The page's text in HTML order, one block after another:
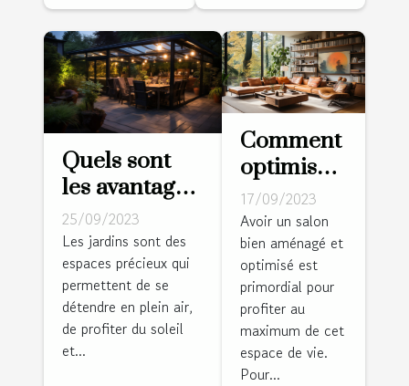
Quels sont
les avantages
d’installer
une pergola
bioclimatique
dans votre
jardin ?
25/09/2023
Les jardins sont des
espaces précieux qui
permettent de se
détendre en plein air,
de profiter du soleil
et...
Comment
optimiser
l'espace
de votre
salle de
séjour
17/09/2023
Avoir un salon
bien aménagé et
optimisé est
primordial pour
profiter au
maximum de cet
espace de vie.
Pour...